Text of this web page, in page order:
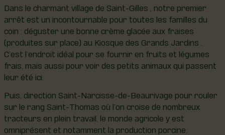
Dans le charmant village de Saint-Gilles , notre premier
arrêt est un incontournable pour toutes les familles du
coin : déguster une bonne crème glacée aux fraises
(produites sur place) au Kiosque des Grands Jardins .
C’est l’endroit idéal pour se fournir en fruits et légumes
frais, mais aussi pour voir des petits animaux qui passent
leur été ici.
Puis, direction Saint-Narcisse-de-Beaurivage pour rouler
sur le rang Saint-Thomas où l’on croise de nombreux
tracteurs en plein travail, le monde agricole y est
omniprésent et notamment la production porcine.